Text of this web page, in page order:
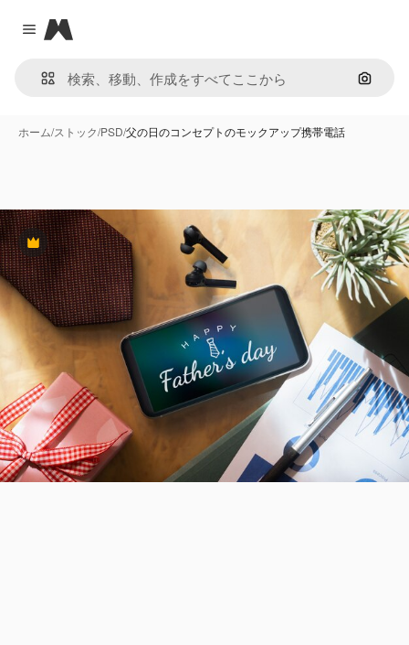
Close menu
Magnific
画像で
ホーム/ストック/PSD/父の日のコンセプトのモックアップ携帯電話
Premium